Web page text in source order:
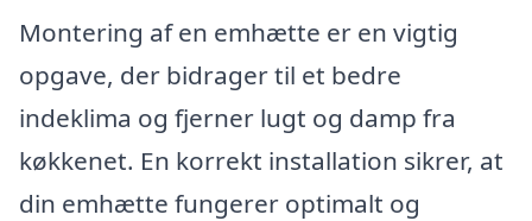
Montering af en emhætte er en vigtig
opgave, der bidrager til et bedre
indeklima og fjerner lugt og damp fra
køkkenet. En korrekt installation sikrer, at
din emhætte fungerer optimalt og